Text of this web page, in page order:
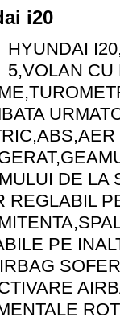
i20
HYUNDAI
5,VOLAN CU
DE LA
REGLABIL
PE